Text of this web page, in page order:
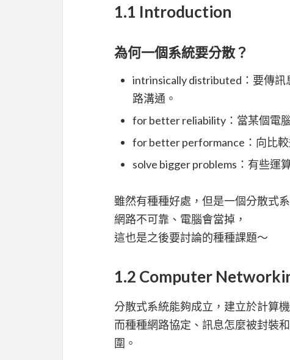
1.1 Introduction
為何一個系統要分散？
intrinsically distributed：要傳
路溝通。
for better reliability：當某個電
for better performance：向比
solve bigger problems：有些運
雖然有種種好處，但是一個分散式
網路不可靠、電腦會當掉，
這也是之後要討論的種種課題～
1.2 Computer
分散式系統能夠成立，建立於計算
而種種網路協定、訊息怎麼被封裝
圍。